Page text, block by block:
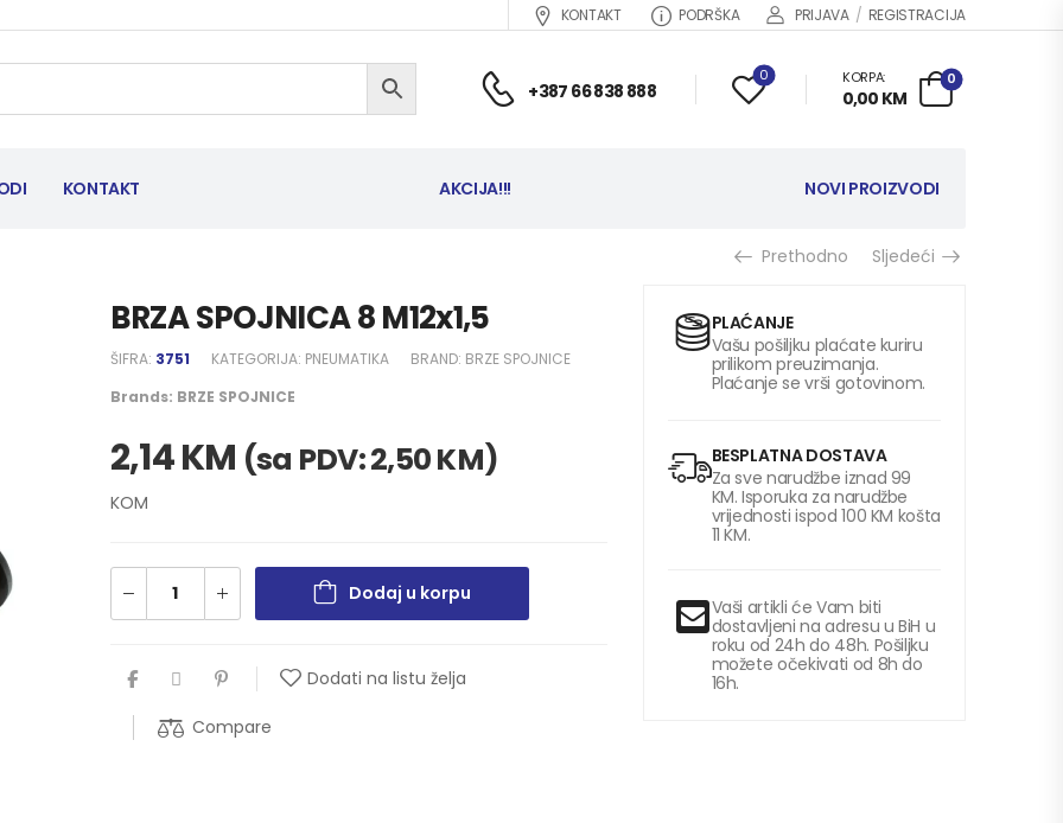
KONTAKT PODRŠKA PRIJAVA / REGISTRACIJA
+387 66 838 888
0 KORPA:
0,00 KM
0
KONTAKT AKCIJA!!! NOVI PROIZVODI
Prethodno Sljedeći
BRZA SPOJNICA 8 M12x1,5
ŠIFRA: 3751 KATEGORIJA: PNEUMATIKA BRAND: BRZE SPOJNICE
Brands: BRZE SPOJNICE
2,14KM (sa PDV:2,50KM)
KOM
Dodaj u korpu
Dodati na listu želja
Compare
PLAĆANJE
Vašu pošiljku plaćate kuriru
prilikom preuzimanja.
Plaćanje se vrši gotovinom.
BESPLATNA DOSTAVA
Za sve narudžbe iznad 99
KM. Isporuka za narudžbe
vrijednosti ispod 100 KM košta
11 KM.
Vaši artikli će Vam biti
dostavljeni na adresu u BiH u
roku od 24h do 48h. Pošiljku
možete očekivati od 8h do
16h.